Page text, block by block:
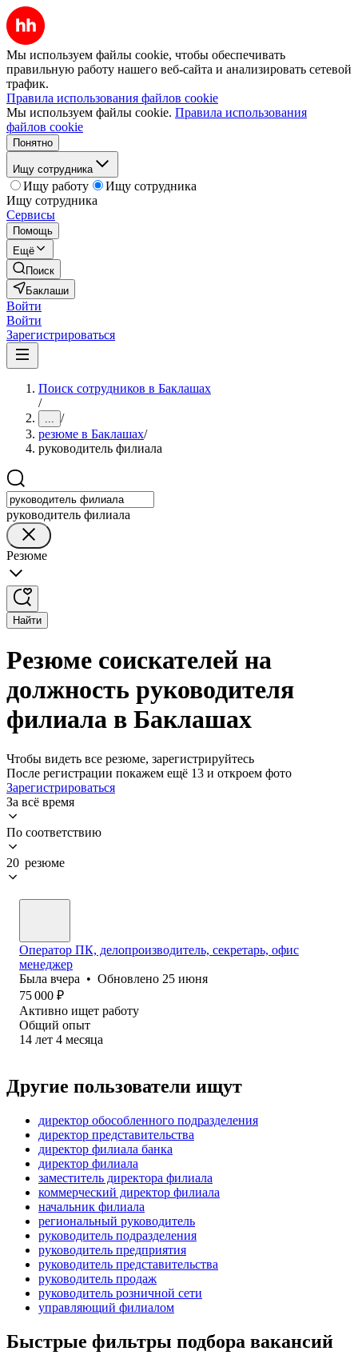
Мы используем файлы cookie, чтобы обеспечивать
правильную работу нашего веб-сайта и анализировать сетевой
трафик.
Правила использования файлов cookie
Мы используем файлы cookie. Правила использования
файлов cookie
Понятно
Ищу сотрудника
Ищу работу
Ищу сотрудника
Ищу сотрудника
Сервисы
Помощь
Ещё
Поиск
Баклаши
Войти
Войти
Зарегистрироваться
Поиск сотрудников в Баклашах
/
... /
резюме в Баклашах/
руководитель филиала
руководитель филиала
Резюме
Найти
Резюме соискателей на
должность руководителя
филиала в Баклашах
Чтобы видеть все резюме, зарегистрируйтесь
После регистрации покажем ещё 13 и откроем фото
Зарегистрироваться
За всё время
По соответствию
20 резюме
Оператор ПК, делопроизводитель, секретарь, офис
менеджер
Была вчера • Обновлено 25 июня
75 000 ₽
Активно ищет работу
Общий опыт
14 лет 4 месяца
Другие пользователи ищут
директор обособленного подразделения
директор представительства
директор филиала банка
директор филиала
заместитель директора филиала
коммерческий директор филиала
начальник филиала
региональный руководитель
руководитель подразделения
руководитель предприятия
руководитель представительства
руководитель продаж
руководитель розничной сети
управляющий филиалом
Быстрые фильтры подбора вакансий